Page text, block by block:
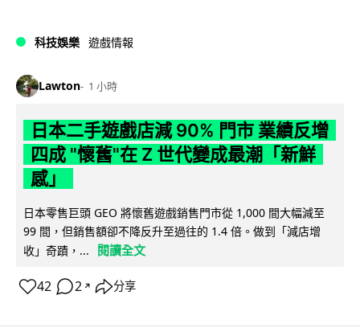
科技娛樂 遊戲情報
Lawton 1 小時
日本二手遊戲店減 90% 門市 業績反增
四成 "懷舊"在 Z 世代變成最潮「新鮮
感」
日本零售巨頭 GEO 將懷舊遊戲銷售門市從 1,000 間大幅減至
99 間，但銷售額卻不降反升至過往的 1.4 倍。做到「減店增
收」奇蹟，...
閱讀全文
42 2 ↗ 分享